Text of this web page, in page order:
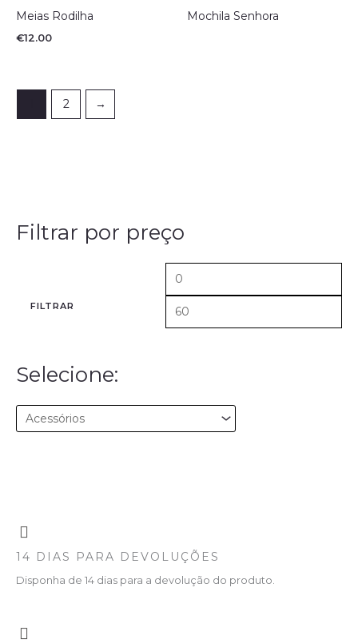
Filtrar por preço
FILTRAR
Selecione:
Meias Rodilha
€12.00
Mochila Senhora
2 →
14 DIAS PARA DEVOLUÇÕES
Disponha de 14 dias para a devolução do produto.